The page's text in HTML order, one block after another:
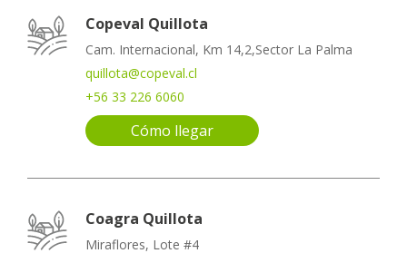
Copeval Quillota
Cam. Internacional, Km 14,2,Sector La Palma
quillota@copeval.cl
+56 33 226 6060
Cómo llegar
Coagra Quillota
Miraflores, Lote #4